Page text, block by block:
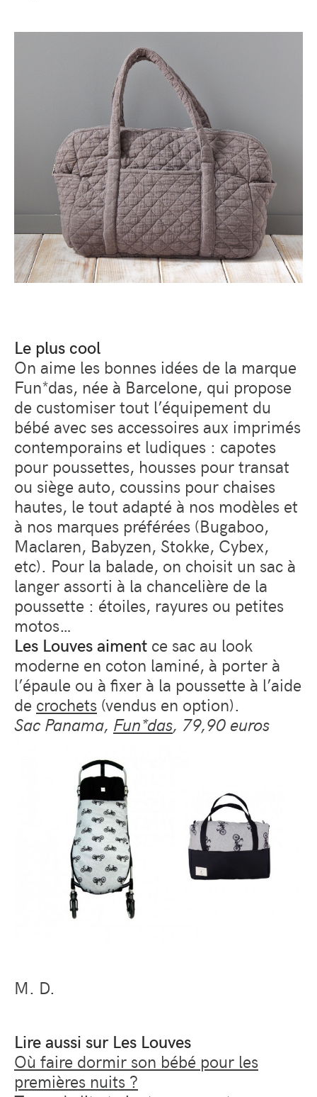
Le plus cool
On aime les bonnes idées de la marque
Fun*das, née à Barcelone, qui propose
de customiser tout l’équipement du
bébé avec ses accessoires aux imprimés
contemporains et ludiques : capotes
pour poussettes, housses pour transat
ou siège auto, coussins pour chaises
hautes, le tout adapté à nos modèles et
à nos marques préférées (Bugaboo,
Maclaren, Babyzen, Stokke, Cybex,
etc). Pour la balade, on choisit un sac à
langer assorti à la chancelière de la
poussette : étoiles, rayures ou petites
motos…
Les Louves aiment ce sac au look
moderne en coton laminé, à porter à
l’épaule ou à fixer à la poussette à l’aide
de crochets (vendus en option).
Sac Panama, Fun*das, 79,90 euros
M. D.
Lire aussi sur Les Louves
Où faire dormir son bébé pour les
premières nuits ?